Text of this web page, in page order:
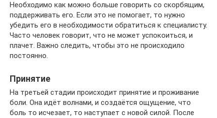
Необходимо как можно больше говорить со скорбящим,
поддерживать его. Если это не помогает, то нужно
убедить его в необходимости обратиться к специалисту.
Часто человек говорит, что не может успокоиться, и
плачет. Важно следить, чтобы это не происходило
постоянно.
Принятие
На третьей стадии происходит принятие и проживание
боли. Она идёт волнами, и создаётся ощущение, что
боль то исчезает, то наступает с новой силой. После